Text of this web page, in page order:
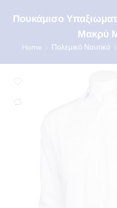
Πουκάμισο
Μακρύ
Home Πολεμικό Ναυτικό